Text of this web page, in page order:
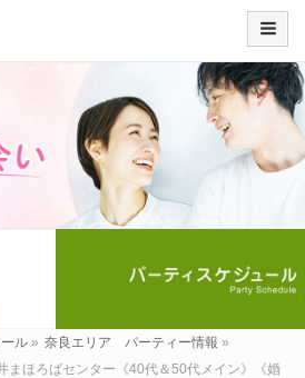
ル » 奈良エリア パーティー情報 »
まほろばセンター《40代＆50代メイン》《婚